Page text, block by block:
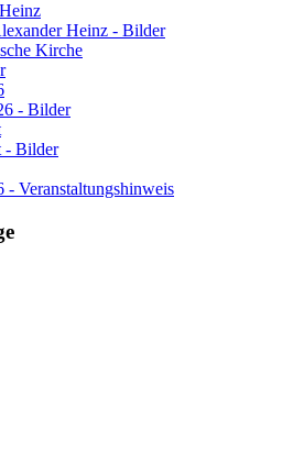
Heinz - Bilder
Kirche
- Bilder
- Bilder
Veranstaltungshinweis